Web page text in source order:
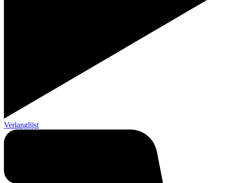
Verlanglijst